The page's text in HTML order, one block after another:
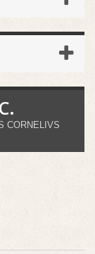
CORNELIVS